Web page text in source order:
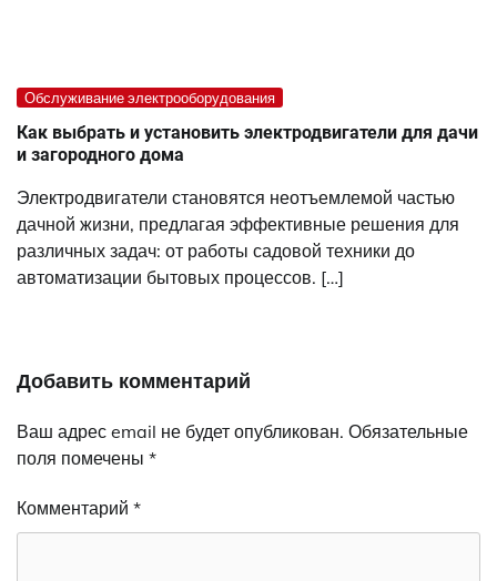
Обслуживание электрооборудования
Как выбрать и установить электродвигатели для дачи
и загородного дома
Электродвигатели становятся неотъемлемой частью
дачной жизни, предлагая эффективные решения для
различных задач: от работы садовой техники до
автоматизации бытовых процессов. […]
Добавить комментарий
Ваш адрес email не будет опубликован. Обязательные
поля помечены *
Комментарий *